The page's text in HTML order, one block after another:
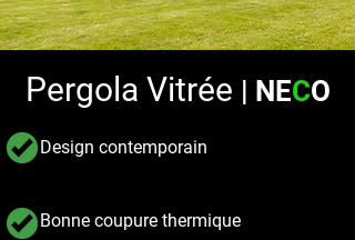
Pergola Vitrée | NECO
Design contemporain
Bonne coupure thermique